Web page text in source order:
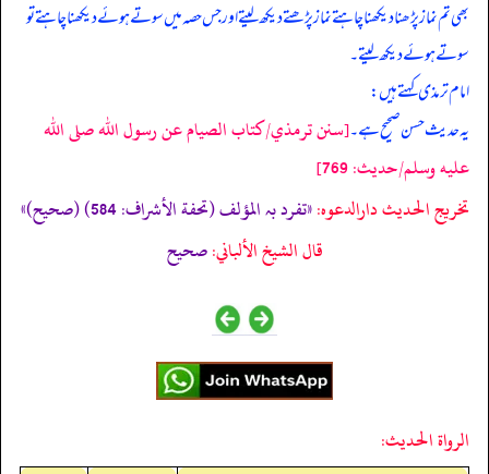
بھی تم نماز پڑھنا دیکھنا چاہتے نماز پڑھتے دیکھ لیتے اور جس حصہ میں سوتے ہوئے دیکھنا چاہتے تو
سوتے ہوئے دیکھ لیتے۔
امام ترمذی کہتے ہیں:
یہ حدیث حسن صحیح ہے۔[سنن ترمذي/كتاب الصيام عن رسول الله صلى الله
عليه وسلم/حدیث: 769]
تخریج الحدیث دارالدعوہ:«تفرد بہ المؤلف (تحفة الأشراف: 584) (صحیح)»
قال الشيخ الألباني:صحيح
الرواة الحديث: